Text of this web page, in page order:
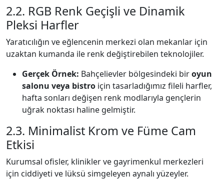
2.2. RGB Renk Geçişli ve Dinamik
Pleksi Harfler
Yaratıcılığın ve eğlencenin merkezi olan mekanlar için
uzaktan kumanda ile renk değiştirebilen teknolojiler.
Gerçek Örnek: Bahçelievler bölgesindeki biroyun
salonu veya bistro için tasarladığımız fileli harfler,
hafta sonları değişen renk modlarıyla gençlerin
uğrak noktası haline gelmiştir.
2.3. Minimalist Krom ve Füme Cam
Etkisi
Kurumsal ofisler, klinikler ve gayrimenkul merkezleri
için ciddiyeti ve lüksü simgeleyen aynalı yüzeyler.